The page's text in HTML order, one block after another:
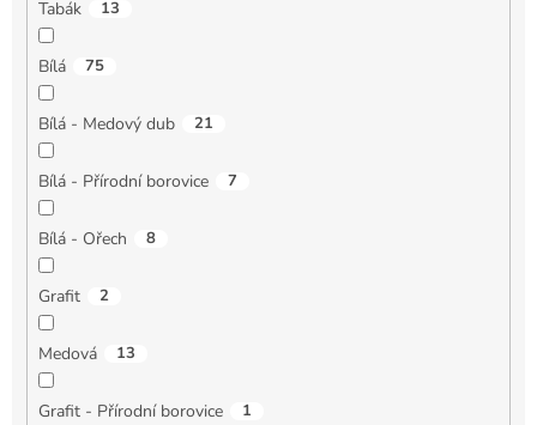
Tabák 13
Bílá 75
Bílá - Medový dub 21
Bílá - Přírodní borovice 7
Bílá - Ořech 8
Grafit 2
Medová 13
Grafit - Přírodní borovice 1